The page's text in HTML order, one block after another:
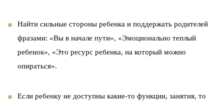
Найти сильные стороны ребенка и поддержать родителей
фразами: «Вы в начале пути», «Эмоционально теплый
ребенок», «Это ресурс ребенка, на который можно
опираться».
Если ребенку не доступны какие-то функции, занятия, то